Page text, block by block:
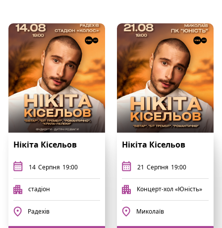
Нікіта Кісельов
14 Серпня 19:00
стадіон
Радехів
Нікіта Кісельов
21 Серпня 19:00
Концерт-хол «Юність»
Миколаїв